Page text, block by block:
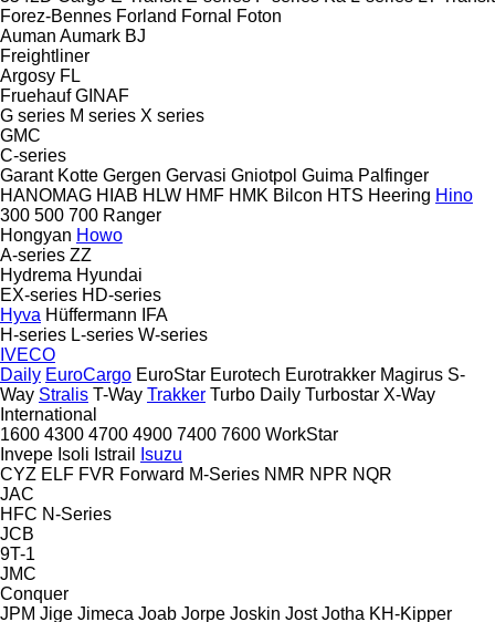
Forez-Bennes Forland Fornal
Foton
Auman Aumark BJ
Freightliner
Argosy FL
Fruehauf GINAF
G series M series X series
GMC
C-series
Garant Kotte Gergen Gervasi Gniotpol Guima Palfinger
HANOMAG HIAB HLW HMF HMK Bilcon HTS Heering Hino
300 500 700 Ranger
Hongyan Howo
A-series ZZ
Hydrema Hyundai
EX-series HD-series
Hyva Hüffermann
IFA
H-series L-series W-series
IVECO
Daily EuroCargo EuroStar Eurotech Eurotrakker Magirus S-
Way Stralis T-Way Trakker Turbo Daily Turbostar X-Way
International
1600 4300 4700 4900 7400 7600 WorkStar
Invepe Isoli Istrail
Isuzu
CYZ ELF FVR Forward M-Series NMR NPR NQR
JAC
HFC N-Series
JCB
9T-1
JMC
Conquer
JPM Jige Jimeca Joab Jorpe Joskin Jost Jotha KH-Kipper